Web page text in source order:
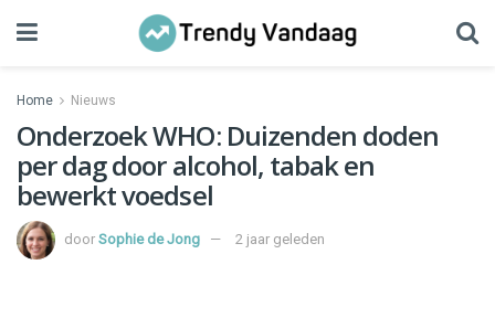
Home Nieuws
Onderzoek WHO: Duizenden doden
per dag door alcohol, tabak en
bewerkt voedsel
door Sophie de Jong 2 jaar geleden